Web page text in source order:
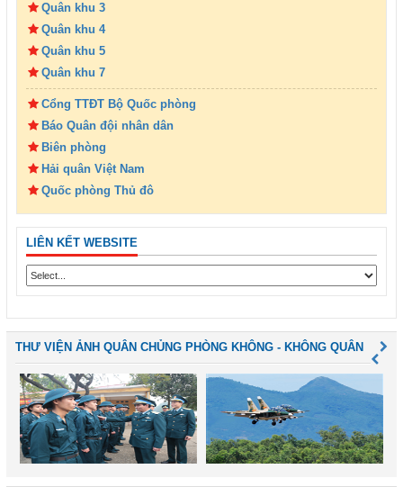
Quân khu 3
Quân khu 4
Quân khu 5
Quân khu 7
Cổng TTĐT Bộ Quốc phòng
Báo Quân đội nhân dân
Biên phòng
Hải quân Việt Nam
Quốc phòng Thủ đô
LIÊN KẾT WEBSITE
THƯ VIỆN ẢNH QUÂN CHỦNG PHÒNG KHÔNG - KHÔNG QUÂN